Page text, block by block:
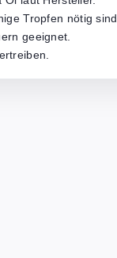
Tropfen nötig sind.
geeignet.